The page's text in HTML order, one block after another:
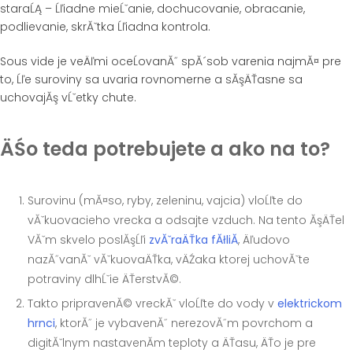
staraĹĄ – Ĺľiadne mieĹˇanie, dochucovanie, obracanie,
podlievanie, skrĂˇtka Ĺľiadna kontrola.
Sous vide je veÄľmi oceĹovanĂ˝ spĂ´sob varenia najmĂ¤ pre
to, Ĺľe suroviny sa uvaria rovnomerne a sĂşÄŤasne sa
uchovajĂş vĹˇetky chute.
ÄŚo teda potrebujete a ako na to?
Surovinu (mĂ¤so, ryby, zeleninu, vajcia) vloĹľte do
vĂˇkuovacieho vrecka a odsajte vzduch. Na tento ĂşÄŤel
VĂˇm skvelo poslĂşĹľi zvĂˇraÄŤka fĂłliĂ­, Äľudovo
nazĂ˝vanĂˇ vĂˇkuovaÄŤka, vÄŹaka ktorej uchovĂˇte
potraviny dlhĹˇie ÄŤerstvĂ©.
Takto pripravenĂ© vreckĂˇ vloĹľte do vody v elektrickom
hrnci, ktorĂ˝ je vybavenĂ˝ nerezovĂ˝m povrchom a
digitĂˇlnym nastavenĂ­m teploty a ÄŤasu, ÄŤo je pre